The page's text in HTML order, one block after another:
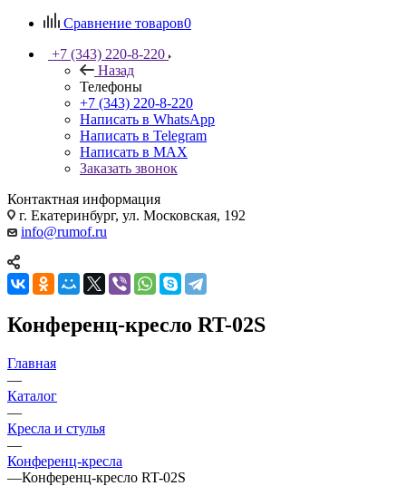
Сравнение товаров0
+7 (343) 220-8-220
Назад
Телефоны
+7 (343) 220-8-220
Написать в WhatsApp
Написать в Telegram
Написать в MAX
Заказать звонок
Контактная информация
г. Екатеринбург, ул. Московская, 192
info@rumof.ru
Конференц-кресло RT-02S
Главная
—
Каталог
—
Кресла и стулья
—
Конференц-кресла
—Конференц-кресло RT-02S